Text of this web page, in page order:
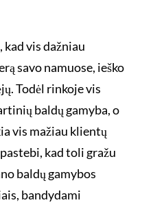
vis dažniau
savo namuose, ieško
Todėl rinkoje vis
baldų gamyba, o
vis mažiau klientų
kad toli gražu
baldų gamybos
bandydami